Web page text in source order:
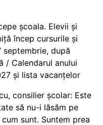
școala. Elevii și
încep cursurile și
după
/ Calendarul anului
și lista vacanțelor
consilier școlar: Este
să nu-i lăsăm pe
sunt. Suntem prea